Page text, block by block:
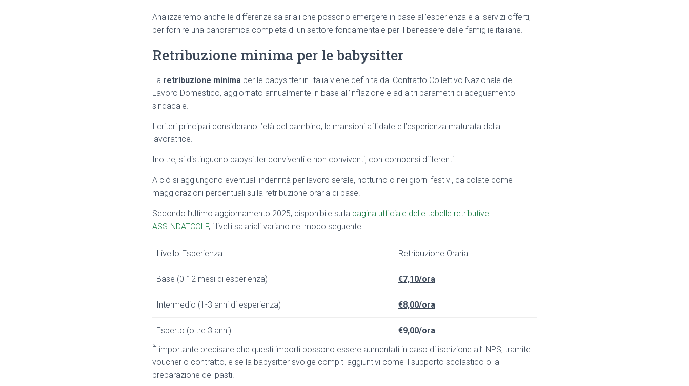
Analizzeremo anche le differenze salariali che possono emergere in base all’esperienza e ai servizi offerti,
per fornire una panoramica completa di un settore fondamentale per il benessere delle famiglie italiane.
Retribuzione minima per le babysitter
La retribuzione minima per le babysitter in Italia viene definita dal Contratto Collettivo Nazionale del
Lavoro Domestico, aggiornato annualmente in base all’inflazione e ad altri parametri di adeguamento
sindacale.
I criteri principali considerano l’età del bambino, le mansioni affidate e l’esperienza maturata dalla
lavoratrice.
Inoltre, si distinguono babysitter conviventi e non conviventi, con compensi differenti.
A ciò si aggiungono eventuali indennità per lavoro serale, notturno o nei giorni festivi, calcolate come
maggiorazioni percentuali sulla retribuzione oraria di base.
Secondo l’ultimo aggiornamento 2025, disponibile sulla pagina ufficiale delle tabelle retributive
ASSINDATCOLF, i livelli salariali variano nel modo seguente:
Livello Esperienza Retribuzione Oraria
Base (0-12 mesi di esperienza) €7,10/ora
Intermedio (1-3 anni di esperienza) €8,00/ora
Esperto (oltre 3 anni)
€9,00/ora
È importante precisare che questi importi possono essere aumentati in caso di iscrizione all’INPS, tramite
voucher o contratto, e se la babysitter svolge compiti aggiuntivi come il supporto scolastico o la
preparazione dei pasti.